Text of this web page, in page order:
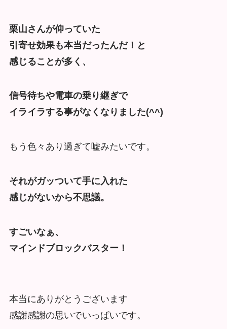
栗山さんが仰っていた
引寄せ効果も本当だったんだ！と
感じることが多く、
信号待ちや電車の乗り継ぎで
イライラする事がなくなりました(^^)
もう色々あり過ぎて嘘みたいです。
それがガッついて手に入れた
感じがないから不思議。
すごいなぁ、
マインドブロックバスター！
本当にありがとうございます
感謝感謝の思いでいっぱいです。